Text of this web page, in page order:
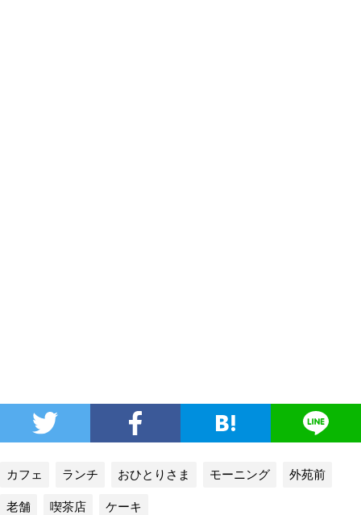
カフェ ランチ おひとりさま モーニング 外苑前
老舗 喫茶店 ケーキ